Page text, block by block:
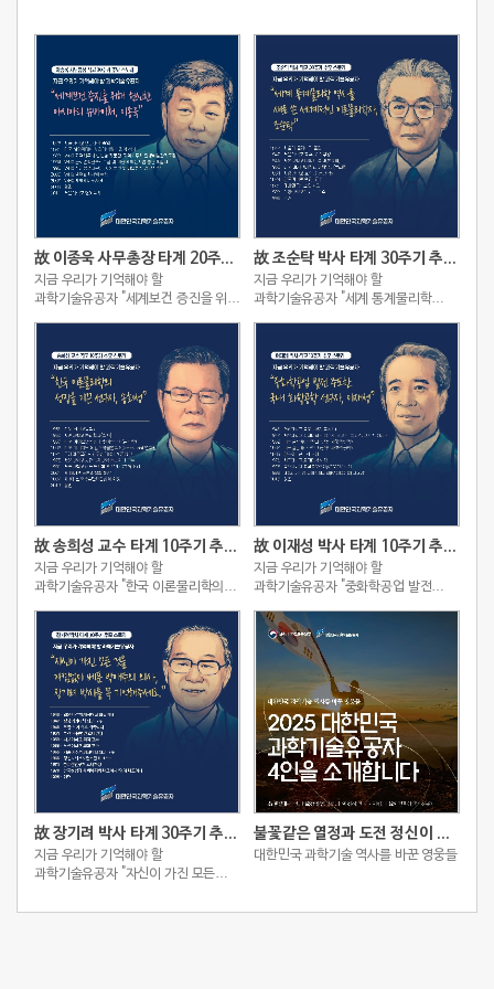
故 이종욱 사무총장 타계 20주기 추모 스토리
지금 우리가 기억해야 할
과학기술유공자 "세계보건 증진을 위해
故 조순탁 박사 타계 30주기 추모 스토리
지금 우리가 기억해야 할
과학기술유공자 "세계 통계물리학
故 송희성 교수 타계 10주기 추모 스토리
지금 우리가 기억해야 할
과학기술유공자 "한국 이론물리학의
故 이재성 박사 타계 10주기 추모 스토리
지금 우리가 기억해야 할
과학기술유공자 "중화학공업 발전
故 장기려 박사 타계 30주기 추모 스토리
지금 우리가 기억해야 할
과학기술유공자 "자신이 가진 모든
장기려 박사를 꼭 기억해주세요."
불꽃같은 열정과 도전 정신이 빚어낸 2025 대한민국 과학기술유공자 4인
대한민국 과학기술 역사를 바꾼 영웅들